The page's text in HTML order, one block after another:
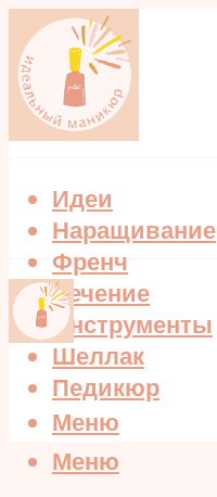
Идеи
Наращивание
Френч
Лечение
Инструменты
Шеллак
Педикюр
Меню
Меню